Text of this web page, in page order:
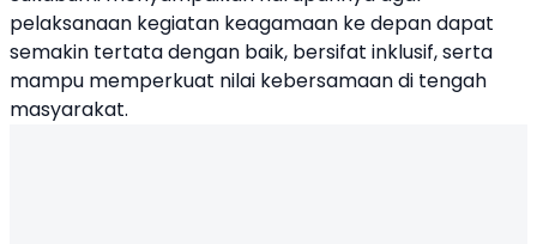
pelaksanaan kegiatan keagamaan ke depan dapat
semakin tertata dengan baik, bersifat inklusif, serta
mampu memperkuat nilai kebersamaan di tengah
masyarakat.